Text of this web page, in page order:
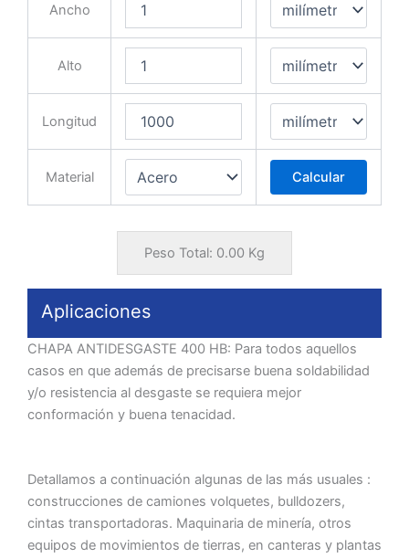
Ancho
Alto
Longitud
Material Calcular
Peso Total: 0.00 Kg
Aplicaciones
CHAPA ANTIDESGASTE 400 HB: Para todos aquellos
casos en que además de precisarse buena soldabilidad
y/o resistencia al desgaste se requiera mejor
conformación y buena tenacidad.
Detallamos a continuación algunas de las más usuales :
construcciones de camiones volquetes, bulldozers,
cintas transportadoras. Maquinaria de minería, otros
equipos de movimientos de tierras, en canteras y plantas